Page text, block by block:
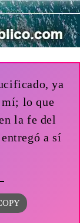
ya
lo que
la fe del
a sí